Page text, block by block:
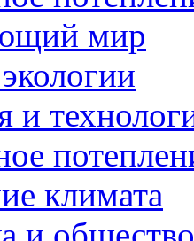
мир
и
климата